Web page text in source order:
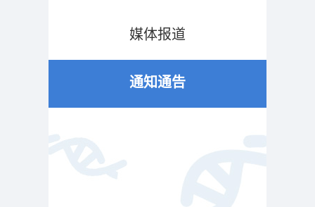
媒体报道
通知通告